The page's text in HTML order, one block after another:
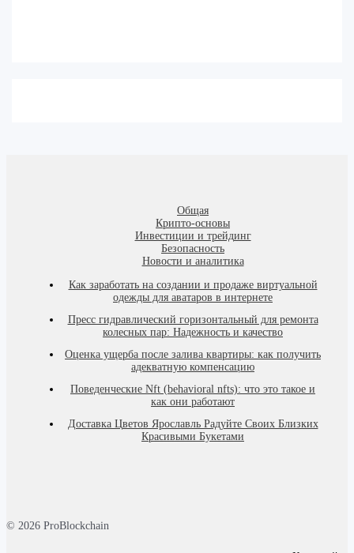
Общая
Крипто-основы
Инвестиции и трейдинг
Безопасность
Новости и аналитика
Как заработать на создании и продаже виртуальной
одежды для аватаров в интернете
Пресс гидравлический горизонтальный для ремонта
колесных пар: Надежность и качество
Оценка ущерба после залива квартиры: как получить
адекватную компенсацию
Поведенческие Nft (behavioral nfts): что это такое и
как они работают
Доставка Цветов Ярославль Радуйте Своих Близких
Красивыми Букетами
© 2026 ProBlockchain